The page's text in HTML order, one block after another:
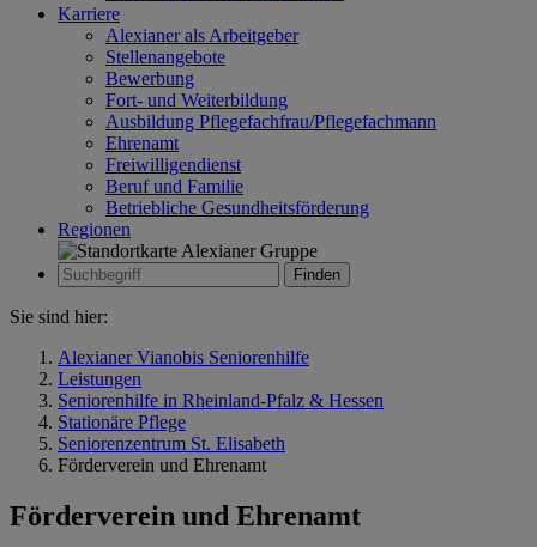
Karriere
Alexianer als Arbeitgeber
Stellenangebote
Bewerbung
Fort- und Weiterbildung
Ausbildung Pflegefachfrau/Pflegefachmann
Ehrenamt
Freiwilligendienst
Beruf und Familie
Betriebliche Gesundheitsförderung
Regionen
Zur Suche
Suche
Sie sind hier:
Alexianer Vianobis Seniorenhilfe
Leistungen
Seniorenhilfe in Rheinland-Pfalz & Hessen
Stationäre Pflege
Seniorenzentrum St. Elisabeth
Förderverein und Ehrenamt
Förderverein und Ehrenamt